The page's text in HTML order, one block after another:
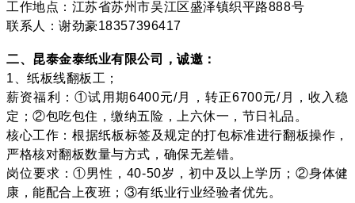
工作地点：江苏省苏州市吴江区盛泽镇织平路888号
联系人：谢劲豪18357396417
二、昆泰金泰纸业有限公司，诚邀：
1、纸板线翻板工；
薪资福利：①试用期6400元/月，转正6700元/月，收入稳
定；②包吃包住，缴纳五险，上六休一，节日礼品。
核心工作：根据纸板标签及规定的打包标准进行翻板操作，
严格核对翻板数量与方式，确保无差错。
岗位要求：①男性，40-50岁，初中及以上学历；②身体健
康，能配合上夜班；③有纸业行业经验者优先。